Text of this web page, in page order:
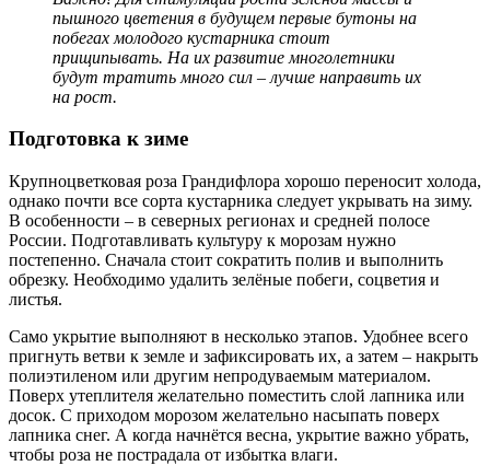
пышного цветения в будущем первые бутоны на
побегах молодого кустарника стоит
прищипывать. На их развитие многолетники
будут тратить много сил – лучше направить их
на рост.
Подготовка к зиме
Крупноцветковая роза Грандифлора хорошо переносит холода,
однако почти все сорта кустарника следует укрывать на зиму.
В особенности – в северных регионах и средней полосе
России. Подготавливать культуру к морозам нужно
постепенно. Сначала стоит сократить полив и выполнить
обрезку. Необходимо удалить зелёные побеги, соцветия и
листья.
Само укрытие выполняют в несколько этапов. Удобнее всего
пригнуть ветви к земле и зафиксировать их, а затем – накрыть
полиэтиленом или другим непродуваемым материалом.
Поверх утеплителя желательно поместить слой лапника или
досок. С приходом морозом желательно насыпать поверх
лапника снег. А когда начнётся весна, укрытие важно убрать,
чтобы роза не пострадала от избытка влаги.